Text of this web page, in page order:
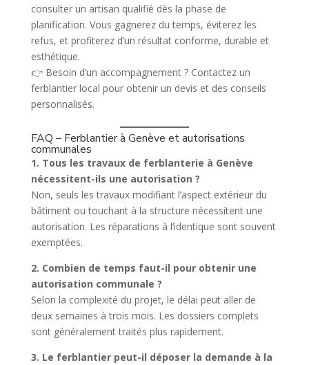
consulter un artisan qualifié dès la phase de
planification. Vous gagnerez du temps, éviterez les
refus, et profiterez d’un résultat conforme, durable et
esthétique.
👉 Besoin d’un accompagnement ? Contactez un
ferblantier local pour obtenir un devis et des conseils
personnalisés.
FAQ – Ferblantier à Genève et autorisations
communales
1. Tous les travaux de ferblanterie à Genève
nécessitent-ils une autorisation ?
Non, seuls les travaux modifiant l’aspect extérieur du
bâtiment ou touchant à la structure nécessitent une
autorisation. Les réparations à l’identique sont souvent
exemptées.
2. Combien de temps faut-il pour obtenir une
autorisation communale ?
Selon la complexité du projet, le délai peut aller de
deux semaines à trois mois. Les dossiers complets
sont généralement traités plus rapidement.
3. Le ferblantier peut-il déposer la demande à la